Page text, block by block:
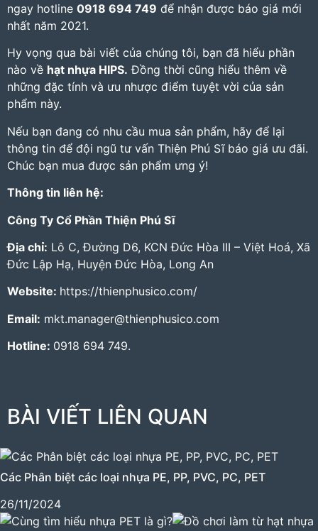
ngay hotline 0918 694 749 để nhận được báo giá mới
nhất năm 2021.
Hy vọng qua bài viết của chúng tôi, bạn đã hiểu phần
nào về hạt nhựa HIPS. Đồng thời cũng hiểu thêm về
những đặc tính và ưu nhược điểm tuyệt vời của sản
phẩm này.
Nếu bạn đang có nhu cầu mua sản phẩm, hãy để lại
thông tin để đội ngũ tư vấn Thiện Phú Sĩ báo giá ưu đãi.
Chúc bạn mua được sản phẩm ưng ý!
Thông tin liên hệ:
Công Ty Cổ Phần Thiện Phú Sĩ
Địa chỉ: Lô C, Đường D6, KCN Đức Hòa III – Việt Hoá, Xã
Đức Lập Hạ, Huyện Đức Hòa, Long An
Website: https://thienphusico.com/
Email: mkt.manager@thienphusico.com
Hotline: 0918 694 749.
BÀI VIẾT LIÊN QUAN
Các Phân biệt các loại nhựa PE, PP, PVC, PC, PET
26/11/2024